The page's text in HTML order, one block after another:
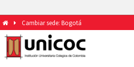
Cambiar sede: Bogotá